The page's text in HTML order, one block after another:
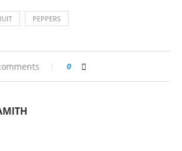
PEPPERS
0